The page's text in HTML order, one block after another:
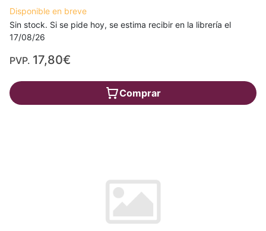
Disponible en breve
Sin stock. Si se pide hoy, se estima recibir en la librería el
17/08/26
PVP. 17,80€
Comprar